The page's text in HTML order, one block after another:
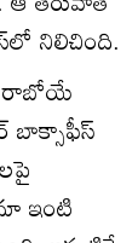
నిలిచింది.
రాబోయే
బాక్సాఫీస్
ఇంటి